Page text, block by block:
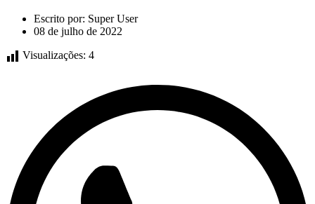
Escrito por: Super User
08 de julho de 2022
Visualizações: 4